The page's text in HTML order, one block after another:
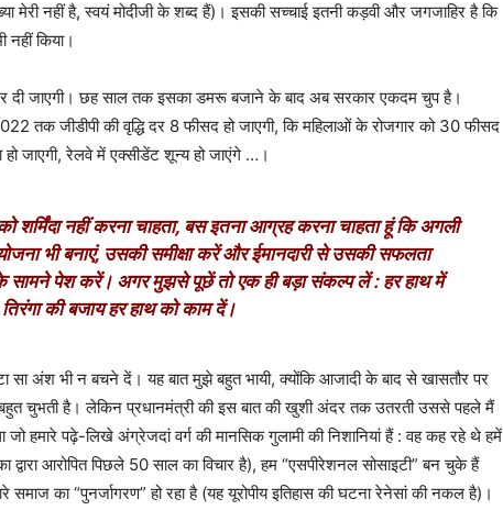
मेरी नहीं है, स्वयं मोदीजी के शब्द हैं)। इसकी सच्चाई इतनी कड़वी और जगजाहिर है कि
किया।
दी जाएगी। छह साल तक इसका डमरू बजाने के बाद अब सरकार एकदम चुप है।
तक जीडीपी की वृद्धि दर 8 फीसद हो जाएगी, कि महिलाओं के रोजगार को 30 फीसद
हो जाएगी, रेलवे में एक्सीडेंट शून्य हो जाएंगे …।
शर्मिंदा नहीं करना चाहता, बस इतना आग्रह करना चाहता हूं कि अगली
भी बनाएं, उसकी समीक्षा करें और ईमानदारी से उसकी सफलता
पेश करें। अगर मुझसे पूछें तो एक ही बड़ा संकल्प लें : हर हाथ में
तिरंगा की बजाय हर हाथ को काम दें।
सा अंश भी न बचने दें। यह बात मुझे बहुत भायी, क्योंकि आजादी के बाद से खासतौर पर
बहुत चुभती है। लेकिन प्रधानमंत्री की इस बात की खुशी अंदर तक उतरती उससे पहले मैं
हमारे पढ़े-लिखे अंग्रेजदां वर्ग की मानसिक गुलामी की निशानियां हैं : वह कह रहे थे हमें
आरोपित पिछले 50 साल का विचार है), हम “एसपीरेशनल सोसाइटी” बन चुके हैं
समाज का “पुनर्जागरण” हो रहा है (यह यूरोपीय इतिहास की घटना रेनेसां की नकल है)।